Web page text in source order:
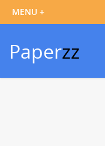
Paperzz